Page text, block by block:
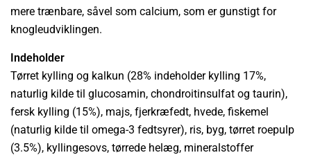
mere trænbare, såvel som calcium, som er gunstigt for
knogleudviklingen.
Indeholder
Tørret kylling og kalkun (28% indeholder kylling 17%,
naturlig kilde til glucosamin, chondroitinsulfat og taurin),
fersk kylling (15%), majs, fjerkræfedt, hvede, fiskemel
(naturlig kilde til omega-3 fedtsyrer), ris, byg, tørret roepulp
(3.5%), kyllingesovs, tørrede helæg, mineralstoffer